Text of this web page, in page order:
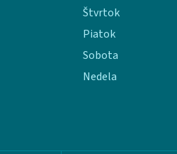
Štvrtok
Piatok
Sobota
Nedela